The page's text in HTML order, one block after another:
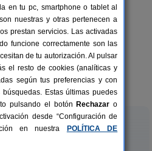
10-19+5 pers.
desde33 €
Belians
en tu pc, smartphone o tablet al
nuestras y otras pertenecen a
prestan servicios. Las activadas
funcione correctamente son las
de tu autorización. Al pulsar
el resto de cookies (analíticas y
según tus preferencias y con
Estas últimas puedes
pulsando el botón Rechazar o
desde “Configuración de
en nuestra
POLÍTICA DE